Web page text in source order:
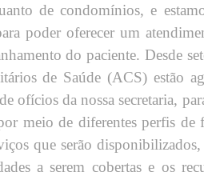
de condomínios, e
poder oferecer um
do paciente. Desde
de Saúde (ACS) estão
ofícios da nossa secretaria,
meio de diferentes perfis de
que serão
a serem cobertas e os